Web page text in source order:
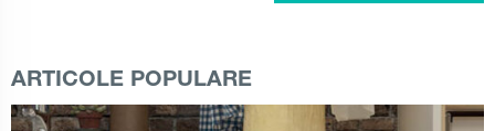
ARTICOLE POPULARE